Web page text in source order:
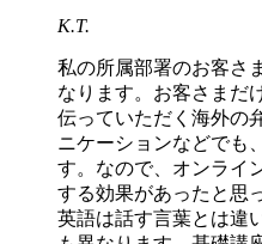
K.T.
私の所属部署のお客さ
なります。お客さまだ
伝っていただく海外の
ニケーションなどでも
す。なので、オンライ
する効果があったと思
英語は話す言葉とは違